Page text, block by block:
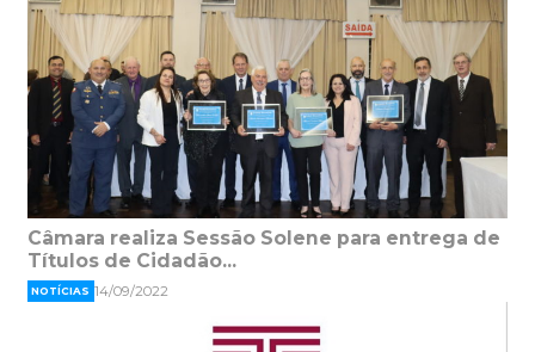
Câmara realiza Sessão Solene para entrega de
Títulos de Cidadão...
NOTÍCIAS 14/09/2022